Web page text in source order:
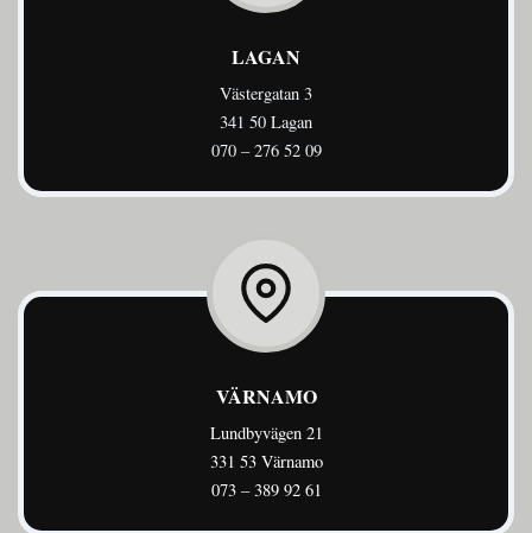
LAGAN
Västergatan 3
341 50 Lagan
070 – 276 52 09
VÄRNAMO
Lundbyvägen 21
331 53 Värnamo
073 – 389 92 61